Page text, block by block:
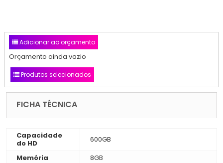
Adicionar ao orçamento
Orçamento ainda vazio
Produtos selecionados
FICHA TÉCNICA
Capacidade
do HD
600GB
Memória
8GB